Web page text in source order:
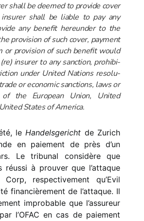
shall be deemed to provide cover
shall be liable to pay any
any bene­fit hereun­der to the
provi­sion of such cover, payment
or provi­sion of such bene­fit would
insu­rer to any sanc­tion, prohi­bi­
under United Nations reso­lu­
or econo­mic sanc­tions, laws or
of the European Union, United
States of America.
le Handelsgericht de Zurich
en paie­ment de près d’un
Le tribu­nal consi­dère que
réussi à prou­ver que l’attaque
Corp, respec­ti­ve­ment qu’Evil
finan­ciè­re­ment de l’attaque. Il
impro­bable que l’assureur
l’OFAC en cas de paie­ment